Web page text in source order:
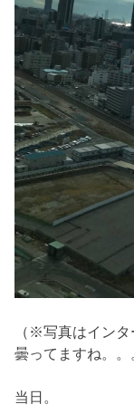
（※写真はイン
曇ってますね。。
当日。